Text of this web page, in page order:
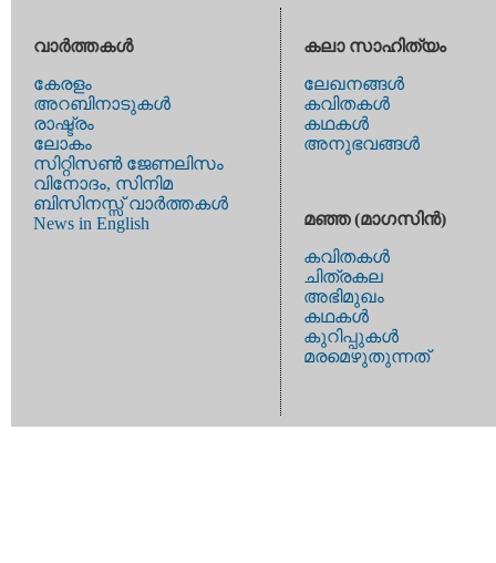
വാര്‍ത്തകള്‍
കേരളം
അറബിനാടുകള്‍
രാഷ്ട്രം
ലോകം
സിറ്റിസണ്‍ ജേണലിസം
വിനോദം, സിനിമ
ബിസിനസ്സ് വാര്‍ത്തകള്‍
News in English
കലാ സാഹിത്യം
ലേഖനങ്ങള്‍
കവിതകള്‍
കഥകള്‍
അനുഭവങ്ങള്‍
മഞ്ഞ (മാഗസിന്‍)
കവിതകള്‍
ചിത്രകല
അഭിമുഖം
കഥകള്‍
കുറിപ്പുകള്‍
മരമെഴുതുന്നത്